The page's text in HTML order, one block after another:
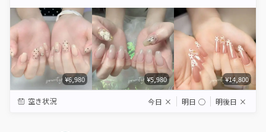
¥6,980 ¥5,980 ¥14,800
空き状況 今日 × 明日 ◯ 明後日 ×